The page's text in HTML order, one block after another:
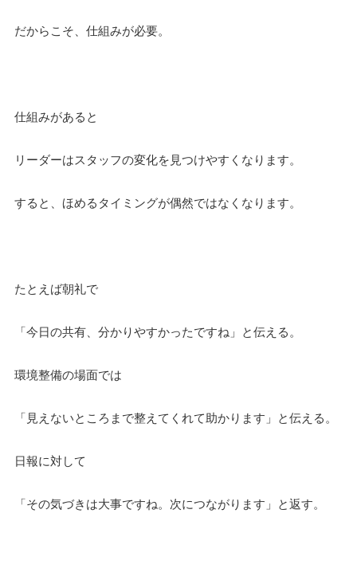
だからこそ、仕組みが必要。
仕組みがあると
リーダーはスタッフの変化を見つけやすくなります。
すると、ほめるタイミングが偶然ではなくなります。
たとえば朝礼で
「今日の共有、分かりやすかったですね」と伝える。
環境整備の場面では
「見えないところまで整えてくれて助かります」と伝える。
日報に対して
「その気づきは大事ですね。次につながります」と返す。